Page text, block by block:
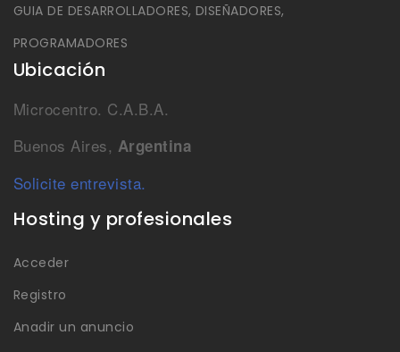
GUIA DE DESARROLLADORES, DISEÑADORES,
PROGRAMADORES
Ubicación
Microcentro. C.A.B.A.
Buenos Aires, Argentina
Solicite entrevista.
Hosting y profesionales
Acceder
Registro
Anadir un anuncio